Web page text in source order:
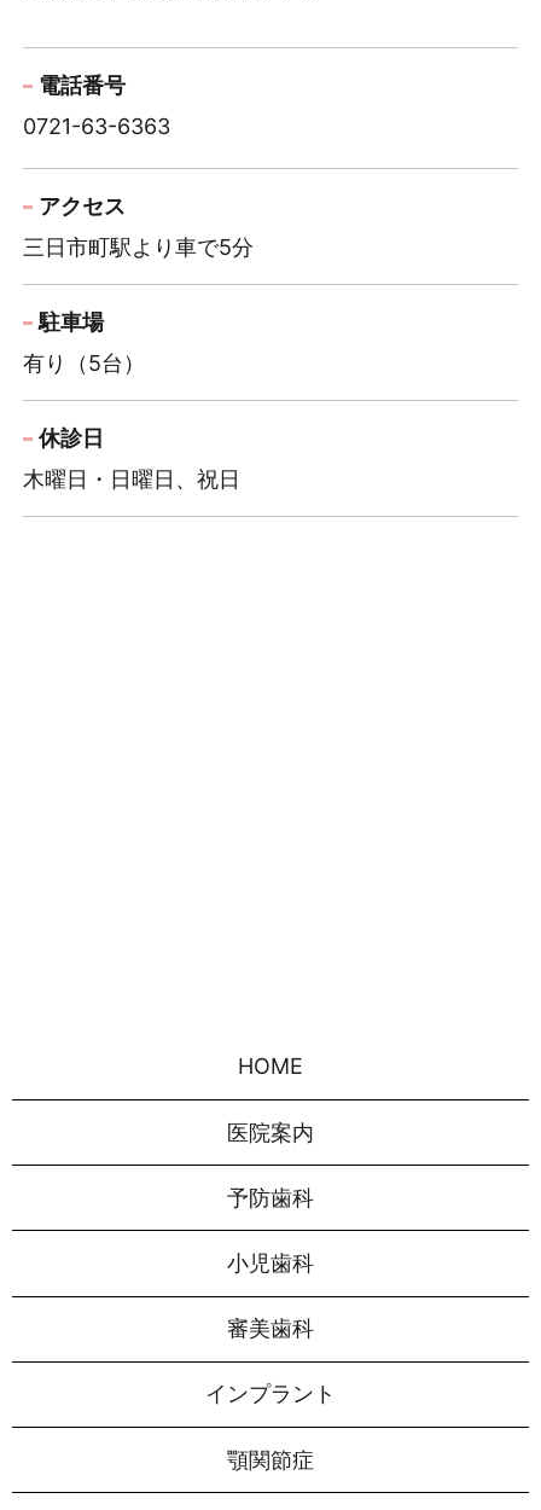
電話番号
0721-63-6363
アクセス
三日市町駅より車で5分
駐車場
有り（5台）
休診日
木曜日・日曜日、祝日
HOME
医院案内
予防歯科
小児歯科
審美歯科
インプラント
顎関節症